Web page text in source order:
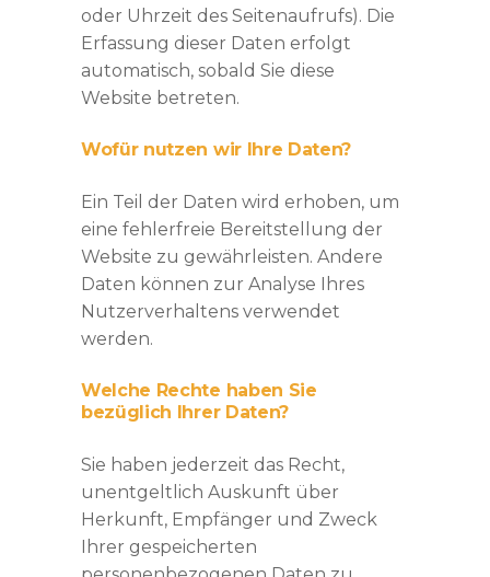
oder Uhrzeit des Seitenaufrufs). Die
Erfassung dieser Daten erfolgt
automatisch, sobald Sie diese
Website betreten.
Wofür nutzen wir Ihre Daten?
Ein Teil der Daten wird erhoben, um
eine fehlerfreie Bereitstellung der
Website zu gewährleisten. Andere
Daten können zur Analyse Ihres
Nutzerverhaltens verwendet
werden.
Welche Rechte haben Sie
bezüglich Ihrer Daten?
Sie haben jederzeit das Recht,
unentgeltlich Auskunft über
Herkunft, Empfänger und Zweck
Ihrer gespeicherten